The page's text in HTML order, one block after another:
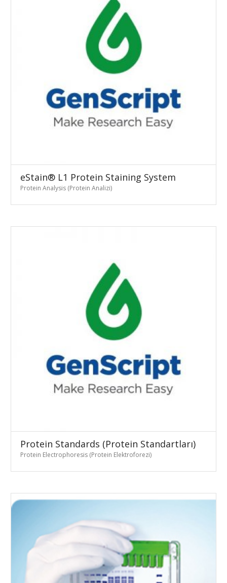
eStain® L1 Protein Staining System
Protein Analysis (Protein Analizi)
Protein Standards (Protein Standartları)
Protein Electrophoresis (Protein Elektroforezi)